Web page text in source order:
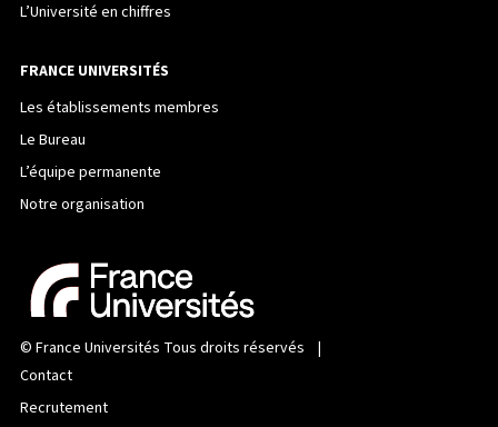
L’Université en chiffres
FRANCE UNIVERSITÉS
Les établissements membres
Le Bureau
L’équipe permanente
Notre organisation
© France Universités Tous droits réservés |
Contact
Recrutement